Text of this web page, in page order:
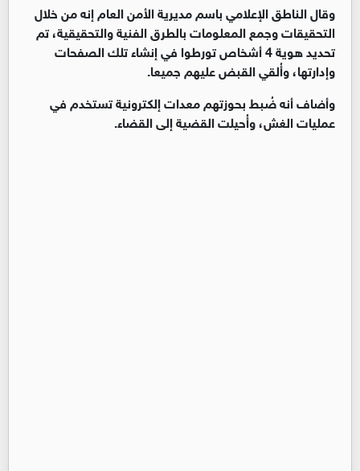
وقال الناطق الإعلامي باسم مديرية الأمن العام إنه من خلال
التحقيقات وجمع المعلومات بالطرق الفنية والتحقيقية، تم
تحديد هوية 4 أشخاص تورطوا في إنشاء تلك الصفحات
وإدارتها، وأُلقي القبض عليهم جميعا.
وأضاف أنه ضُبط بحوزتهم معدات إلكترونية تستخدم في
عمليات الغش، وأُحيلت القضية إلى القضاء.